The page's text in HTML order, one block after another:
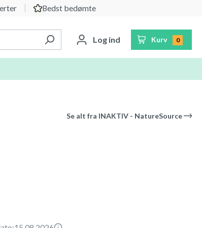
Bedst bedømte
Log ind Kurv 0
Se alt fra INAKTIV - NatureSource